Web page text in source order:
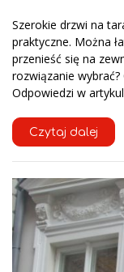
Szerokie drzwi na
praktyczne. Można
przenieść się na
rozwiązanie wybrać?
Odpowiedzi w
Czytaj dalej